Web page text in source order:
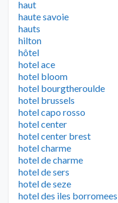
haut
haute savoie
hauts
hilton
hôtel
hotel ace
hotel bloom
hotel bourgtheroulde
hotel brussels
hotel capo rosso
hotel center
hotel center brest
hotel charme
hotel de charme
hotel de sers
hotel de seze
hotel des iles borromees